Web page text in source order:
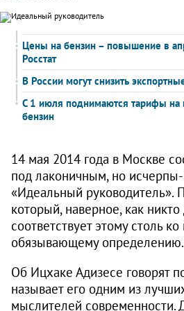
Цены на бензин – повышение в
Росстат
В России могут снизить
С 1 июля поднимаются тарифы на
бензин
14 мая 2014 года в Москве
под лаконичным, но
«Идеальный руководитель».
который, наверное, как никто
соответствует этому столь
обязывающему определению.
Об Ицхаке Адизесе говорят
называет его одним из
мыслителей современности.